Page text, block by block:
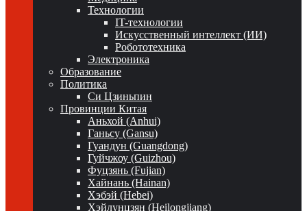
Технологии
IT-технологии
Искусственный интеллект (ИИ)
Робототехника
Электроника
Образование
Политика
Си Цзиньпин
Провинции Китая
Аньхой (Anhui)
Ганьсу (Gansu)
Гуандун (Guangdong)
Гуйчжоу (Guizhou)
Фуцзянь (Fujian)
Хайнань (Hainan)
Хэбэй (Hebei)
Хэйлунцзян (Heilongjiang)